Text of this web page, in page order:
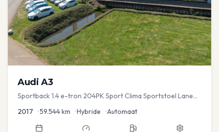
Audi A3
Sportback 1.4 e-tron 204PK Sport Clima Sportstoel Lane
2017 •59.544km •Hybride •Automaat